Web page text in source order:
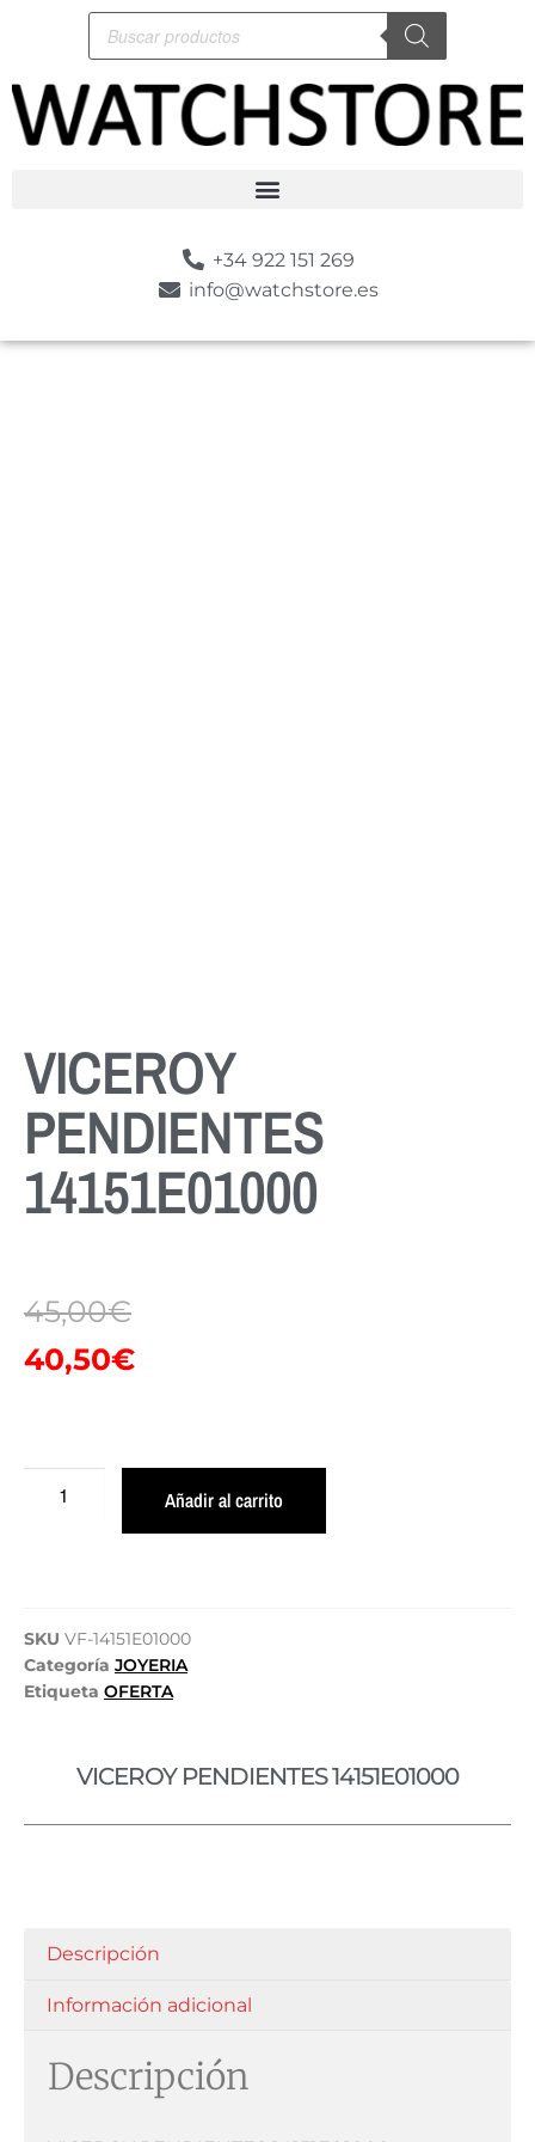
+34 922 151 269
info@watchstore.es
VICEROY
PENDIENTES
14151E01000
45,00€
40,50€
Añadir al carrito
SKU VF-14151E01000
Categoría JOYERIA
Etiqueta OFERTA
VICEROY PENDIENTES 14151E01000
Descripción
Información adicional
Descripción